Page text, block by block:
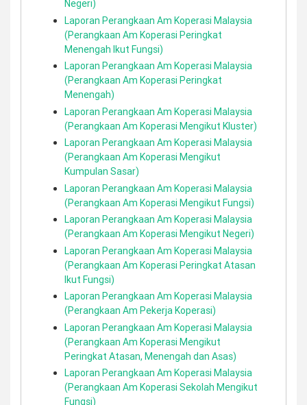
Negeri)
Laporan Perangkaan Am Koperasi Malaysia
(Perangkaan Am Koperasi Peringkat
Menengah Ikut Fungsi)
Laporan Perangkaan Am Koperasi Malaysia
(Perangkaan Am Koperasi Peringkat
Menengah)
Laporan Perangkaan Am Koperasi Malaysia
(Perangkaan Am Koperasi Mengikut Kluster)
Laporan Perangkaan Am Koperasi Malaysia
(Perangkaan Am Koperasi Mengikut
Kumpulan Sasar)
Laporan Perangkaan Am Koperasi Malaysia
(Perangkaan Am Koperasi Mengikut Fungsi)
Laporan Perangkaan Am Koperasi Malaysia
(Perangkaan Am Koperasi Mengikut Negeri)
Laporan Perangkaan Am Koperasi Malaysia
(Perangkaan Am Koperasi Peringkat Atasan
Ikut Fungsi)
Laporan Perangkaan Am Koperasi Malaysia
(Perangkaan Am Pekerja Koperasi)
Laporan Perangkaan Am Koperasi Malaysia
(Perangkaan Am Koperasi Mengikut
Peringkat Atasan, Menengah dan Asas)
Laporan Perangkaan Am Koperasi Malaysia
(Perangkaan Am Koperasi Sekolah Mengikut
Fungsi)